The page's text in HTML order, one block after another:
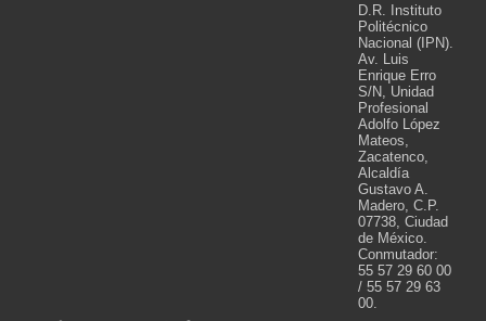
D.R. Instituto
Politécnico
Nacional (IPN).
Av. Luis
Enrique Erro
S/N, Unidad
Profesional
Adolfo López
Mateos,
Zacatenco,
Alcaldía
Gustavo A.
Madero, C.P.
07738, Ciudad
de México.
Conmutador:
55 57 29 60 00
/ 55 57 29 63
00.